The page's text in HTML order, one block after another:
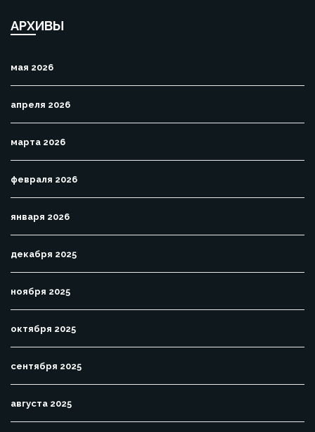
АРХИВЫ
мая 2026
апреля 2026
марта 2026
февраля 2026
января 2026
декабря 2025
ноября 2025
октября 2025
сентября 2025
августа 2025